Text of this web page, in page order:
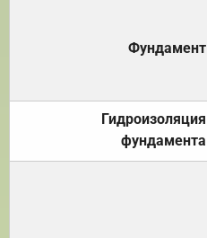
Фундамент
Гидроизоляция
фундамента